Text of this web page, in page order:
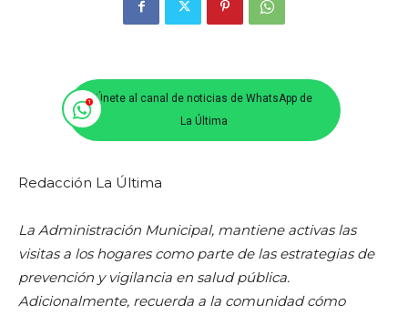
Únete al canal de noticias de WhatsApp de
La Última
Redacción La Última
La Administración Municipal, mantiene activas las
visitas a los hogares como parte de las estrategias de
prevención y vigilancia en salud pública.
Adicionalmente, recuerda a la comunidad cómo